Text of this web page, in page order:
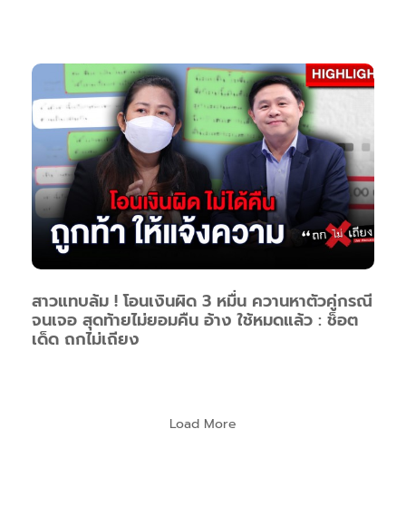
สาวแทบล้ม ! โอนเงินผิด 3 หมื่น ควานหาตัวคู่กรณี
จนเจอ สุดท้ายไม่ยอมคืน อ้าง ใช้หมดแล้ว : ช็อต
เด็ด ถกไม่เถียง
Load More